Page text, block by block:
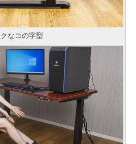
なコの字型